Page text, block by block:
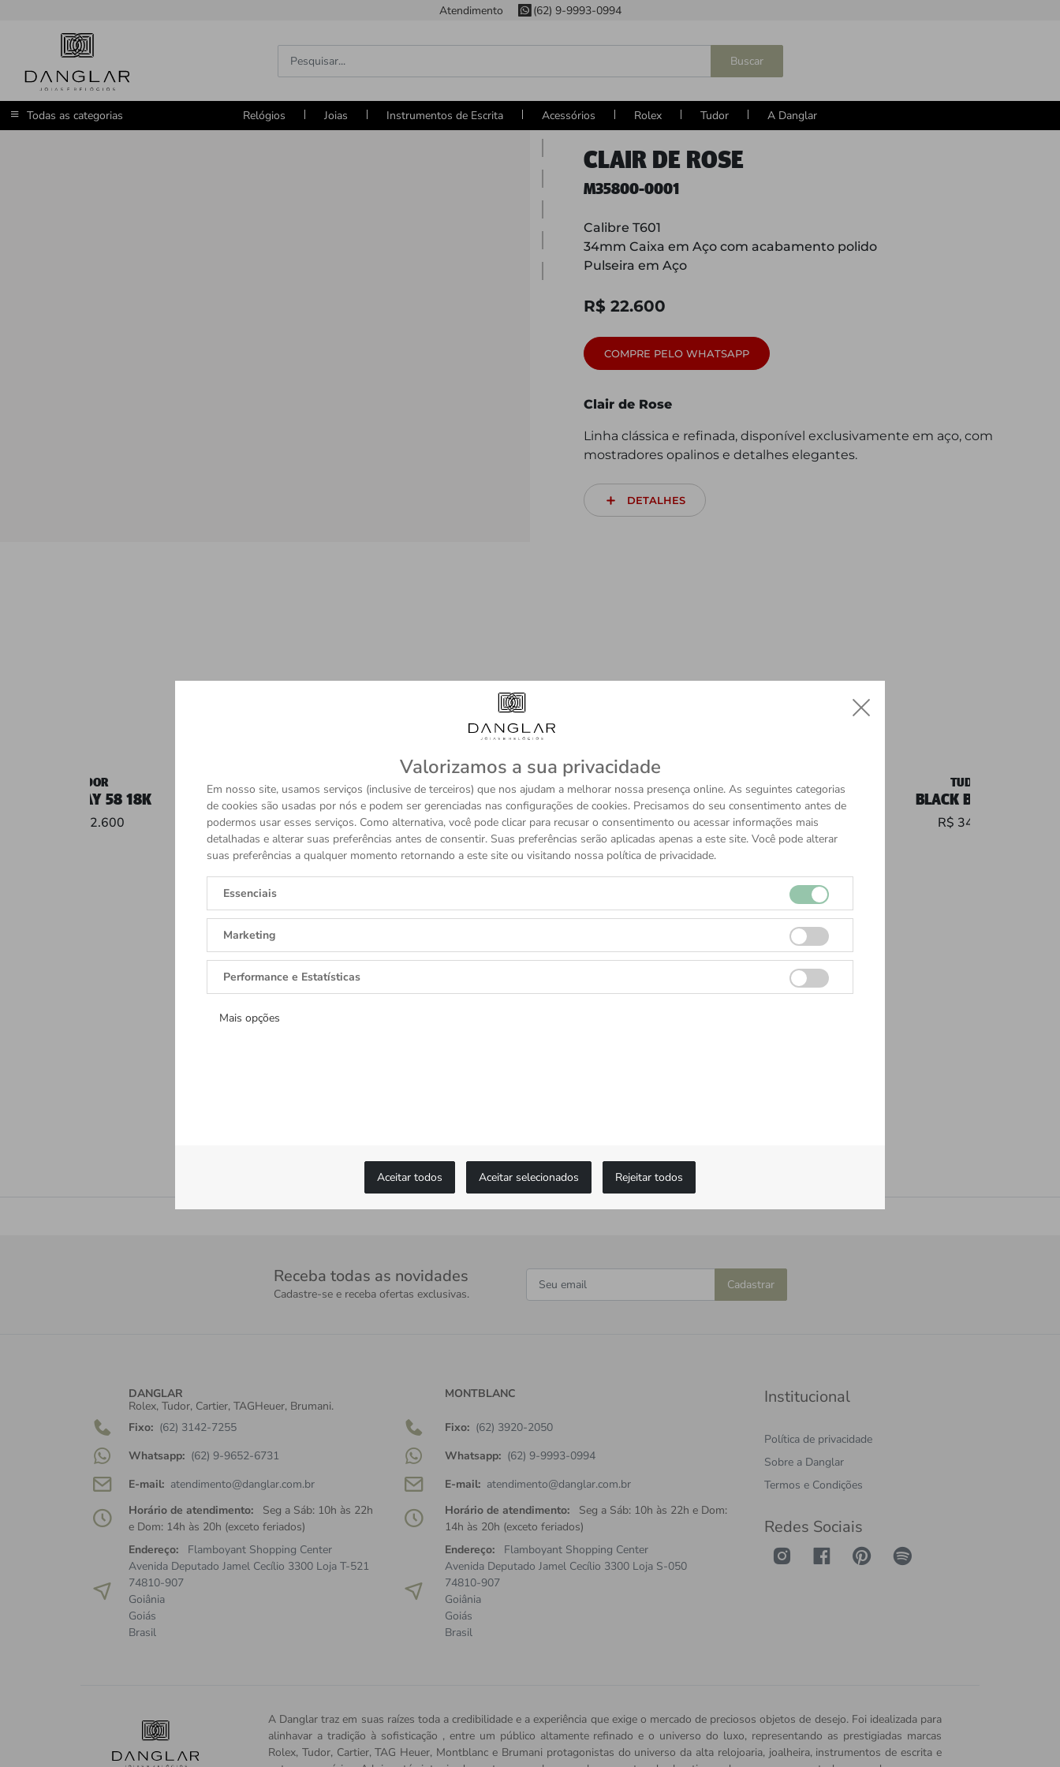
Valorizamos a sua privacidade
Em nosso site, usamos serviços (inclusive de terceiros) que nos ajudam a melhorar nossa presença online. As seguintes categorias
de cookies são usadas por nós e podem ser gerenciadas nas configurações de cookies. Precisamos do seu consentimento antes de
podermos usar esses serviços. Como alternativa, você pode clicar para recusar o consentimento ou acessar informações mais
detalhadas e alterar suas preferências antes de consentir. Suas preferências serão aplicadas apenas a este site. Você pode alterar
suas preferências a qualquer momento retornando a este site ou visitando nossa política de privacidade.
Essenciais
Marketing
Performance e Estatísticas
Mais opções
Aceitar todos Aceitar selecionados Rejeitar todos
Atendimento (62) 9-9993-0994
Buscar
Todas as categorias Relógios Joias Instrumentos de Escrita Acessórios Rolex Tudor A Danglar
CLAIR DE ROSE
M35800-0001
Calibre T601
34mm Caixa em Aço com acabamento polido
Pulseira em Aço
R$ 22.600
COMPRE PELO WHATSAPP
Clair de Rose
Linha clássica e refinada, disponível exclusivamente em aço, com
mostradores opalinos e detalhes elegantes.
DETALHES
VOCÊ TAMBÉM PODE GOSTAR
COLEÇÕES TUDOR
TUDOR
BLACK BAY 58 18K
R$ 152.600
BLACK BAY CERAMIC
R$ 41.450
TUDOR
BLACK BAY BRONZE
R$ 36.450
TUDOR
BLACK BAY CHRONO S&G
R$ 73.000
TUDOR
BLACK BAY PRO
R$ 34.450
Receba todas as novidades
Cadastre-se e receba ofertas exclusivas.
Cadastrar
DANGLAR
Rolex, Tudor, Cartier, TAGHeuer, Brumani.
Fixo: (62) 3142-7255
Whatsapp: (62) 9-9652-6731
E-mail: atendimento@danglar.com.br
Horário de atendimento:
Seg a Sáb: 10h às 22h
e Dom: 14h às 20h (exceto feriados)
Endereço:
Flamboyant Shopping Center
Avenida Deputado Jamel Cecílio 3300 Loja T-521
74810-907
Goiânia
Goiás
Brasil
MONTBLANC
Fixo: (62) 3920-2050
Whatsapp: (62) 9-9993-0994
E-mail: atendimento@danglar.com.br
Horário de atendimento:
Seg a Sáb: 10h às 22h e Dom:
14h às 20h (exceto feriados)
Endereço:
Flamboyant Shopping Center
Avenida Deputado Jamel Cecílio 3300 Loja S-050
74810-907
Goiânia
Goiás
Brasil
Institucional
Política de privacidade
Sobre a Danglar
Termos e Condições
Redes Sociais
A Danglar traz em suas raízes toda a credibilidade e a experiência que exige o mercado de preciosos objetos de desejo. Foi idealizada para
alinhavar a tradição à sofisticação , entre um público altamente refinado e o universo do luxo, representando as prestigiadas marcas
Rolex, Tudor, Cartier, TAG Heuer, Montblanc e Brumani protagonistas do universo da alta relojoaria, joalheira, instrumentos de escrita e